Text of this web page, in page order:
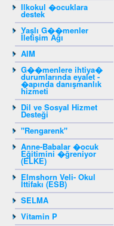
Ilkokul �ocuklara
destek
Yaşlı G��menler
İletişim Ağı
AIM
G��menlere ihtiya�
durumlarında eyalet -
�apında danışmanlık
hizmeti
Dil ve Sosyal Hizmet
Desteği
"Rengarenk"
Anne-Babalar �ocuk
Eğitimini �ğreniyor
(ELKE)
Elmshorn Veli- Okul
İttifakı (ESB)
SELMA
Vitamin P